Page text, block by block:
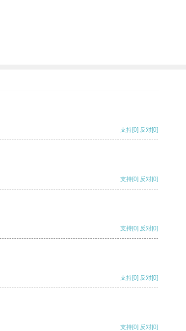
支持[0] 反对[0]
支持[0] 反对[0]
支持[0] 反对[0]
支持[0] 反对[0]
支持[0] 反对[0]